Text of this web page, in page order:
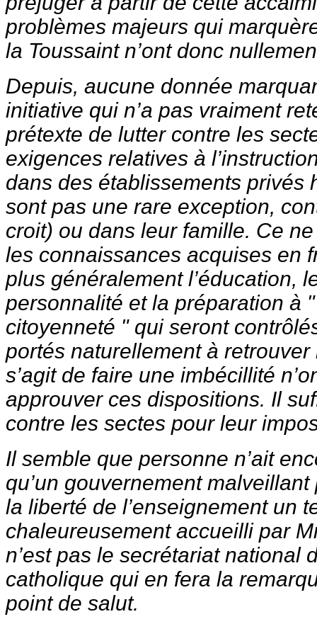
problèmes majeurs qui
la Toussaint n’ont donc
Depuis, aucune donnée
initiative qui n’a pas vraiment
prétexte de lutter contre les
exigences relatives à
dans des établissements privés
sont pas une rare exception,
croit) ou dans leur famille. Ce
les connaissances acquises en
plus généralement l’éducation,
personnalité et la préparation à
citoyenneté " qui seront
portés naturellement à retrouver
s’agit de faire une imbécillité
approuver ces dispositions. Il
contre les sectes pour leur
Il semble que personne n’ait
qu’un gouvernement
la liberté de l’enseignement un
chaleureusement accueilli par
n’est pas le secrétariat national
catholique qui en fera la
point de salut.